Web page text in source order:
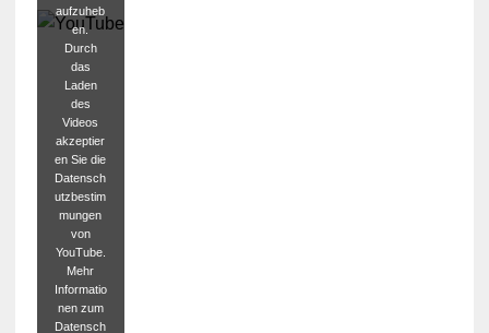
aufzuheb
en.
Durch
das
Laden
des
Videos
akzeptier
en Sie die
Datensch
utzbestim
mungen
von
YouTube.
Mehr
Informatio
nen zum
Datensch